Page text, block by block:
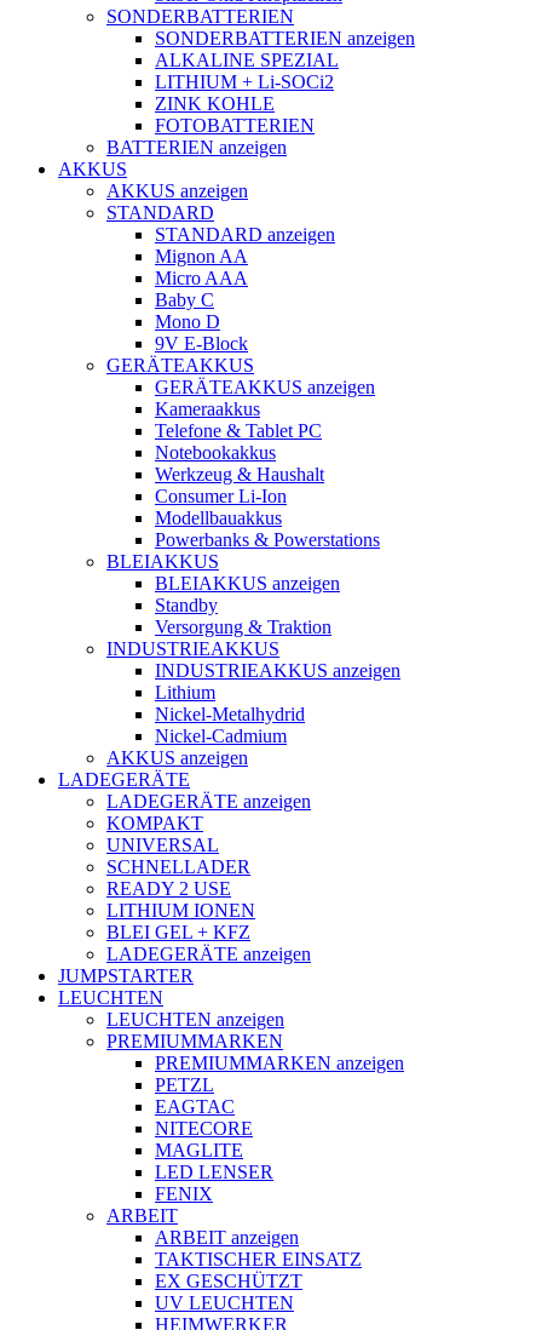
SONDERBATTERIEN
SONDERBATTERIEN anzeigen
ALKALINE SPEZIAL
LITHIUM + Li-SOCi2
ZINK KOHLE
FOTOBATTERIEN
BATTERIEN anzeigen
AKKUS
AKKUS anzeigen
STANDARD
STANDARD anzeigen
Mignon AA
Micro AAA
Baby C
Mono D
9V E-Block
GERÄTEAKKUS
GERÄTEAKKUS anzeigen
Kameraakkus
Telefone & Tablet PC
Notebookakkus
Werkzeug & Haushalt
Consumer Li-Ion
Modellbauakkus
Powerbanks & Powerstations
BLEIAKKUS
BLEIAKKUS anzeigen
Standby
Versorgung & Traktion
INDUSTRIEAKKUS
INDUSTRIEAKKUS anzeigen
Lithium
Nickel-Metalhydrid
Nickel-Cadmium
AKKUS anzeigen
LADEGERÄTE
LADEGERÄTE anzeigen
KOMPAKT
UNIVERSAL
SCHNELLADER
READY 2 USE
LITHIUM IONEN
BLEI GEL + KFZ
LADEGERÄTE anzeigen
JUMPSTARTER
LEUCHTEN
LEUCHTEN anzeigen
PREMIUMMARKEN
PREMIUMMARKEN anzeigen
PETZL
EAGTAC
NITECORE
MAGLITE
LED LENSER
FENIX
ARBEIT
ARBEIT anzeigen
TAKTISCHER EINSATZ
EX GESCHÜTZT
UV LEUCHTEN
HEIMWERKER